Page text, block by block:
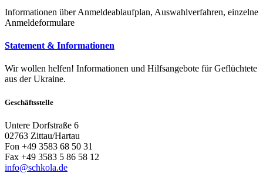
Informationen über Anmeldeablaufplan, Auswahlverfahren, einzelne
Anmeldeformulare
Statement & Informationen
Wir wollen helfen! Informationen und Hilfsangebote für Geflüchtete
aus der Ukraine.
Geschäftsstelle
Untere Dorfstraße 6
02763 Zittau/Hartau
Fon +49 3583 68 50 31
Fax +49 3583 5 86 58 12
info@schkola.de